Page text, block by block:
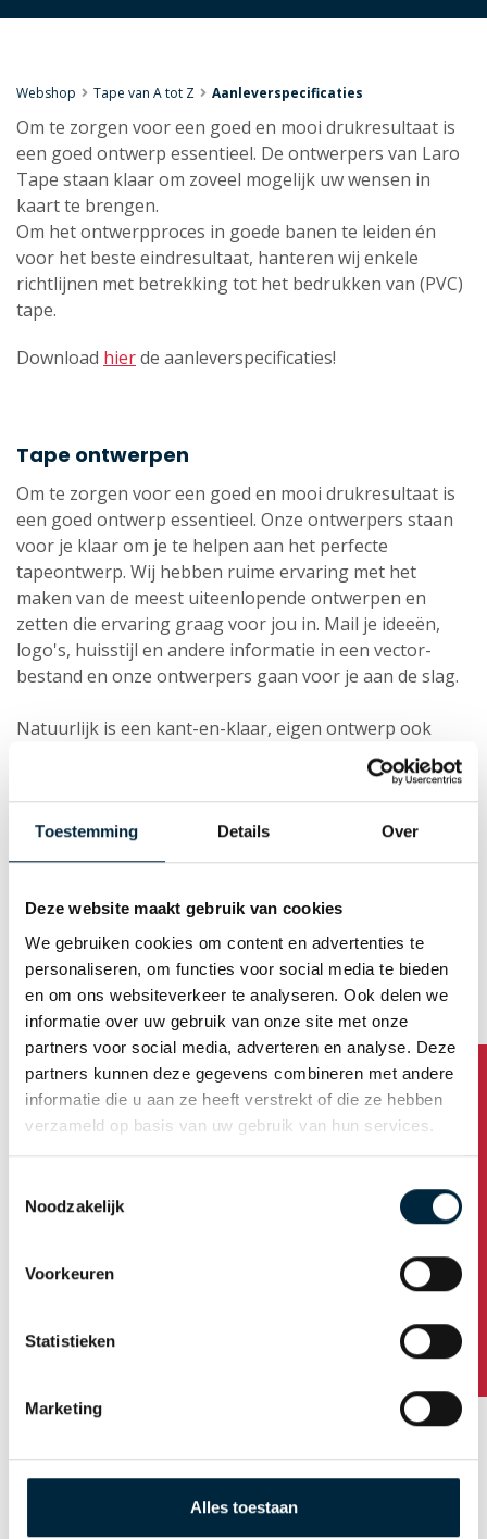
Toestemming Details Over
Deze website maakt gebruik van cookies
We gebruiken cookies om content en advertenties te
personaliseren, om functies voor social media te bieden
en om ons websiteverkeer te analyseren. Ook delen we
informatie over uw gebruik van onze site met onze
partners voor social media, adverteren en analyse. Deze
partners kunnen deze gegevens combineren met andere
informatie die u aan ze heeft verstrekt of die ze hebben
verzameld op basis van uw gebruik van hun services.
Noodzakelijk
Voorkeuren
Statistieken
Marketing
Alles toestaan
Heeft u vragen?
Webshop Tape van A tot Z Aanleverspecificaties
Om te zorgen voor een goed en mooi drukresultaat is
een goed ontwerp essentieel. De ontwerpers van Laro
Tape staan klaar om zoveel mogelijk uw wensen in
kaart te brengen.
Om het ontwerpproces in goede banen te leiden én
voor het beste eindresultaat, hanteren wij enkele
richtlijnen met betrekking tot het bedrukken van (PVC)
tape.
Download hierde aanleverspecificaties!
Tape ontwerpen
Om te zorgen voor een goed en mooi drukresultaat is
een goed ontwerp essentieel. Onze ontwerpers staan
voor je klaar om je te helpen aan het perfecte
tapeontwerp. Wij hebben ruime ervaring met het
maken van de meest uiteenlopende ontwerpen en
zetten die ervaring graag voor jou in. Mail je ideeën,
logo's, huisstijl en andere informatie in een vector-
bestand en onze ontwerpers gaan voor je aan de slag.
Natuurlijk is een kant-en-klaar, eigen ontwerp ook
goed, dan zijn er wel een paar (technische) dingen waar
je op moet letten. Neem daarom voordat je aan het
ontwerpen gaat het volgende document even door:
Tips voor het aanleveren van het ontwerp.
drukproef. Deze kun je rustig beoordelen en
aanpassen als dat nodig is.
Tape bedrukken
Pas als je de drukproef hebt goedgekeurd, gaan wij de
tape bedrukken.
Soorten tape bedrukking
Oplage bedrukte tape